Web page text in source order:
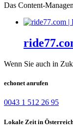
Das Content-
Wenn Sie auch in
echonet anrufen
0043 1 512 26 95
Lokale Zeit in